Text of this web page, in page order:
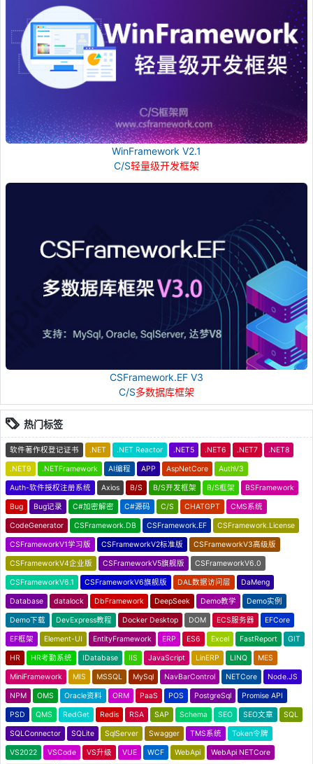
WinFramework V2.1
C/S轻量级开发框架
CSFramework.EF V3
C/S多数据库框架
热门标签
软件著作权登记证书 .NET .NET Reactor .NET5 .NET6 .NET7 .NET8
.NET9 .NETFramework AI编程 APP AspNetCore AuthV3
Auth-软件授权注册系统 Axios B/S B/S开发框架 B/S框架 BSFramework
Bug Bug记录 C#加密解密 C#源码 C/S CHATGPT CMS系统
CodeGenerator CSFramework.DB CSFramework.EF CSFramework.License
CSFrameworkV1学习版 CSFrameworkV2标准版 CSFrameworkV3高级版
CSFrameworkV4企业版 CSFrameworkV5旗舰版 CSFrameworkV6.0
CSFrameworkV6.1 CSFrameworkV6旗舰版 DAL数据访问层 DaMeng
Database datalock DbFramework DeepSeek Demo教学 Demo实例
Demo下载 DevExpress教程 Docker Desktop DOM ECS服务器 EFCore
EF框架 Element-UI EntityFramework ERP ES6 Excel FastReport GIT
HR HR考勤系统 IDatabase IIS JavaScript LinERP LINQ MES
MiniFramework MIS MSSQL MySql NavBarControl NETCore Node.JS
NPM OMS Oracle资料 ORM PaaS POS PostgreSql Promise API
PSD QMS RedGet Redis RSA SAP Schema SEO SEO文章 SQL
SQLConnector SQLite SqlServer Swagger TMS系统 Token令牌
VS2022 VSCode VS升级 VUE WCF WebApi WebApi NETCore